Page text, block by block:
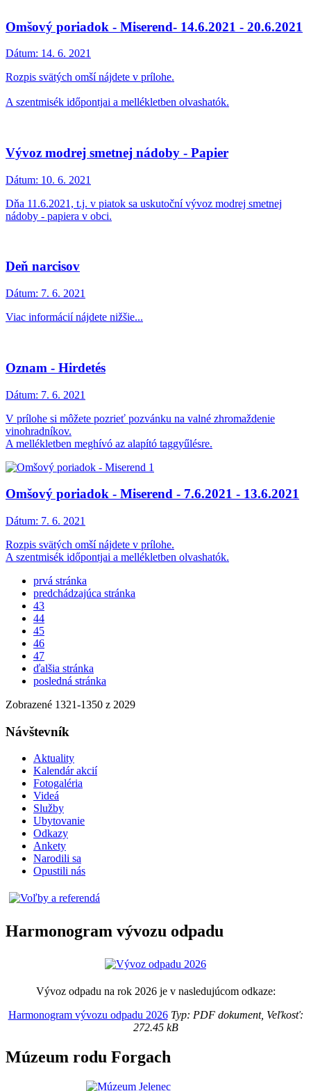
Omšový poriadok - Miserend- 14.6.2021 - 20.6.2021
Dátum: 14. 6. 2021
Rozpis svätých omší nájdete v prílohe.
A szentmisék időpontjai a mellékletben olvashatók.
Vývoz modrej smetnej nádoby - Papier
Dátum: 10. 6. 2021
Dňa 11.6.2021, t.j. v piatok sa uskutoční vývoz modrej smetnej
nádoby - papiera v obci.
Deň narcisov
Dátum: 7. 6. 2021
Viac informácií nájdete nižšie...
Oznam - Hirdetés
Dátum: 7. 6. 2021
V prílohe si môžete pozrieť pozvánku na valné zhromaždenie
vinohradníkov.
A mellékletben meghívó az alapító taggyűlésre.
Omšový poriadok - Miserend - 7.6.2021 - 13.6.2021
Dátum: 7. 6. 2021
Rozpis svätých omší nájdete v prílohe.
A szentmisék időpontjai a mellékletben olvashatók.
prvá stránka
predchádzajúca stránka
43
44
45
46
47
ďalšia stránka
posledná stránka
Zobrazené 1321-1350 z 2029
Návštevník
Aktuality
Kalendár akcií
Fotogaléria
Videá
Služby
Ubytovanie
Odkazy
Ankety
Narodili sa
Opustili nás
Harmonogram vývozu odpadu
Vývoz odpadu na rok 2026 je v nasledujúcom odkaze:
Harmonogram vývozu odpadu 2026Typ: PDF dokument, Veľkosť:
272.45 kB
Múzeum rodu Forgach